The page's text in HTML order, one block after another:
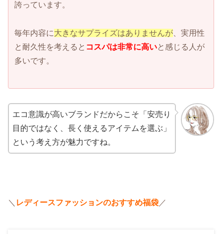
誇っています。
毎年内容に大きなサプライズはありませんが 、実用性
と耐久性を考えると コスパは非常に高いと感じる人が
多いです。
エコ意識が高いブランドだからこそ「安売り
目的ではなく、長く使えるアイテムを選ぶ」
という考え方が魅力ですね。
＼ レディースファッションのおすすめ福袋 ／